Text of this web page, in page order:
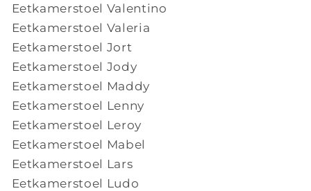
Eetkamerstoel Valentino
Eetkamerstoel Valeria
Eetkamerstoel Jort
Eetkamerstoel Jody
Eetkamerstoel Maddy
Eetkamerstoel Lenny
Eetkamerstoel Leroy
Eetkamerstoel Mabel
Eetkamerstoel Lars
Eetkamerstoel Ludo